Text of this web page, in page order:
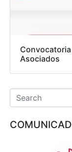
Asociados